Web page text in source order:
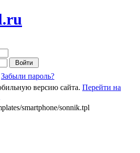
Забыли пароль?
версию сайта. Перейти на
smartphone/sonnik.tpl